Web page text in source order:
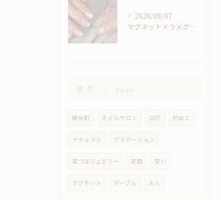
2026/08/07
マグネット×ラメグラベースにスキニーフレンチ🖤🎶
タグ Tags
錦糸町 ネイルサロン 20代 初めて
ナチュラル グラデーション
耳つぼジュエリー 定額 安い
マグネット マーブル 大人